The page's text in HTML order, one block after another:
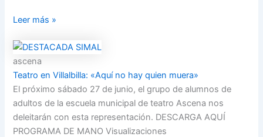
Leer más »
ascena
Teatro en Villalbilla: «Aquí no hay quien muera»
El próximo sábado 27 de junio, el grupo de alumnos de
adultos de la escuela municipal de teatro Ascena nos
deleitarán con esta representación. DESCARGA AQUÍ
PROGRAMA DE MANO Visualizaciones